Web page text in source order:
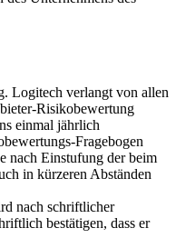
. Logitech verlangt von allen
Risikobewertung
einmal jährlich
Fragebogen
nach Einstufung der beim
in kürzeren Abständen
nach schriftlicher
bestätigen, dass er